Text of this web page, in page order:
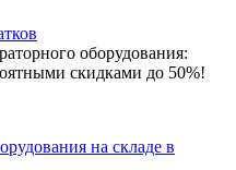
оборудования:
скидками до 50%!
на складе в